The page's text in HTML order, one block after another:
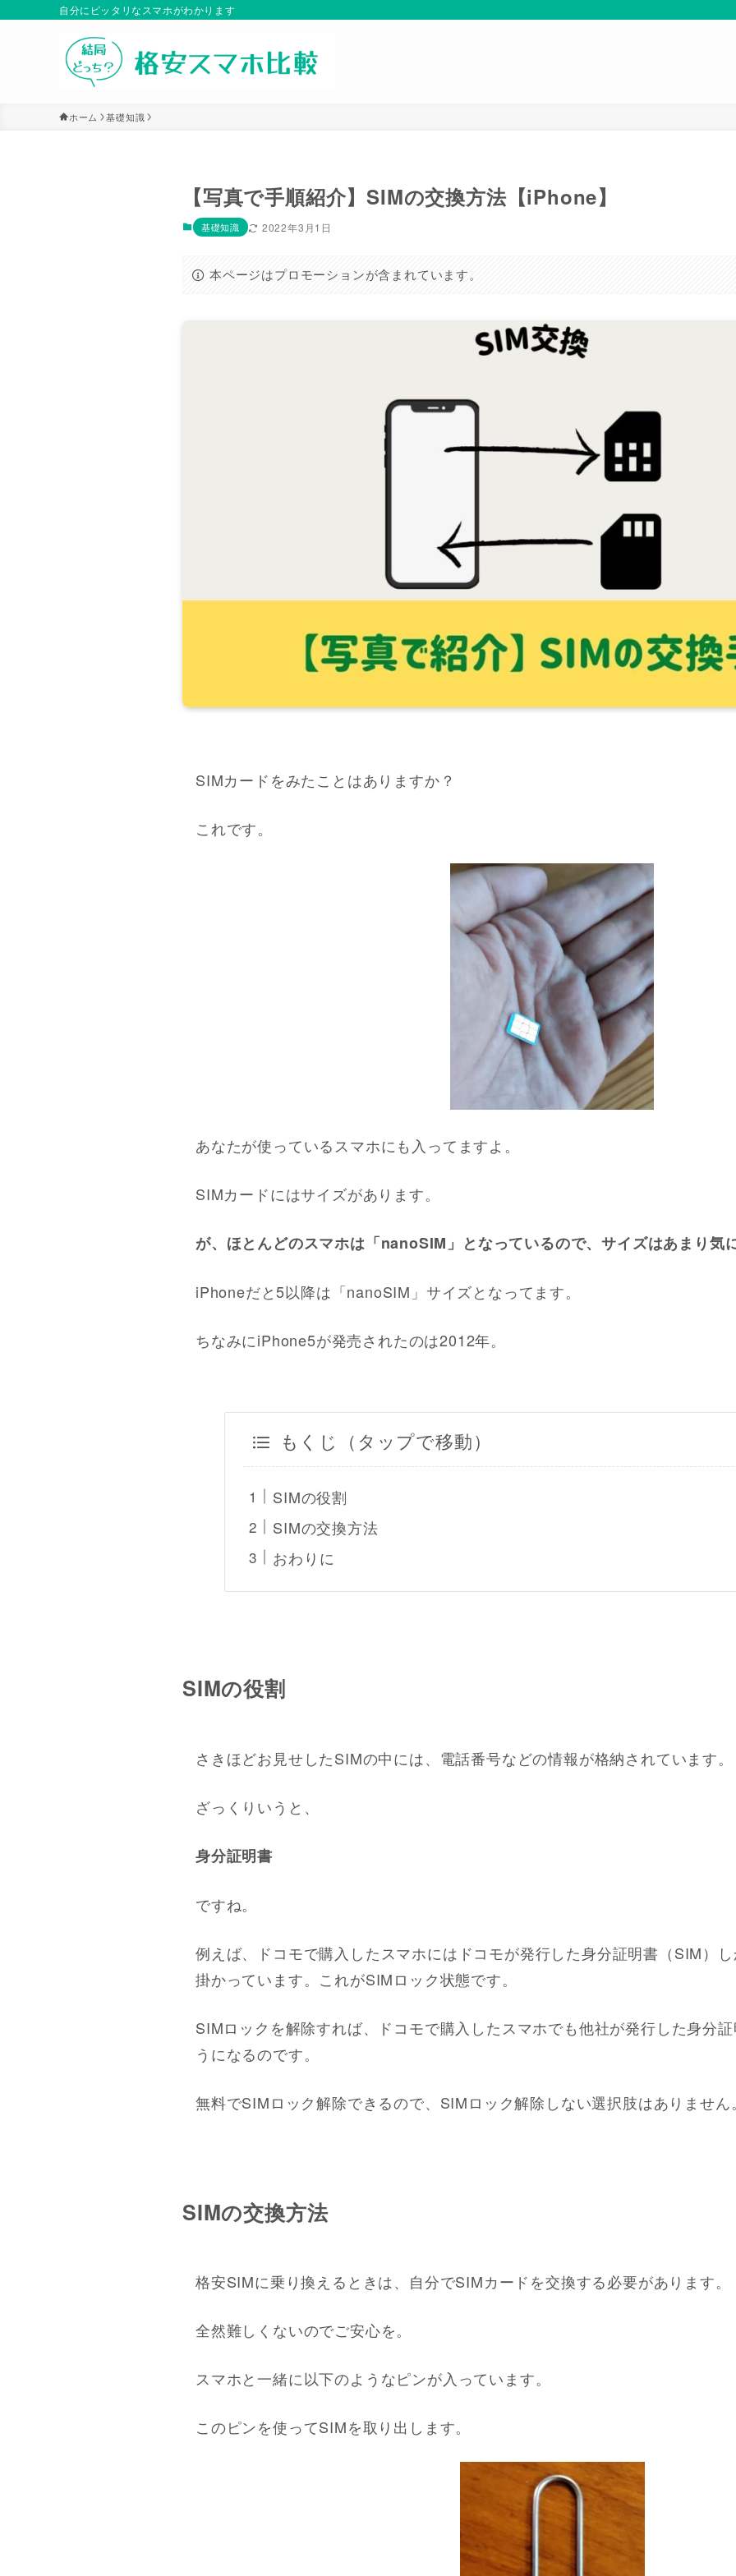
自分にピッタリなスマホがわかります
ホーム 基礎知識
【写真で手順紹介】SIMの交換方法【iPhone】
基礎知識 2022年3月1日
本ページはプロモーションが含まれています。
SIMカードをみたことはありますか？
これです。
あなたが使っているスマホにも入ってますよ。
SIMカードにはサイズがあります。
が、ほとんどのスマホは「nanoSIM」となっているので、サイズはあまり気
iPhoneだと5以降は「nanoSIM」サイズとなってます。
ちなみにiPhone5が発売されたのは2012年。
もくじ（タップで移動）
SIMの役割
SIMの交換方法
おわりに
SIMの役割
さきほどお見せしたSIMの中には、電話番号などの情報が格納されています。
ざっくりいうと、
身分証明書
ですね。
例えば、ドコモで購入したスマホにはドコモが発行した身分証明書（SIM）
掛かっています。これがSIMロック状態です。
SIMロックを解除すれば、ドコモで購入したスマホでも他社が発行した身分
うになるのです。
無料でSIMロック解除できるので、SIMロック解除しない選択肢はありません。
SIMの交換方法
格安SIMに乗り換えるときは、自分でSIMカードを交換する必要があります。
全然難しくないのでご安心を。
スマホと一緒に以下のようなピンが入っています。
このピンを使ってSIMを取り出します。